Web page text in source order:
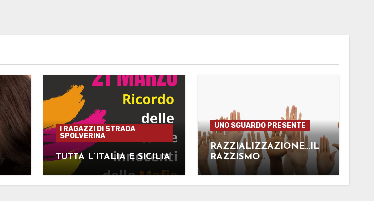
I RAGAZZI DI STRADA
SPOLVERINA
TUTTA L’ITALIA È SICILIA
UNO SGUARDO PRESENTE
RAZZIALIZZAZIONE…IL
RAZZISMO
STRUTTURALE